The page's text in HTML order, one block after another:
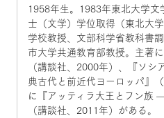
1958年生。1983年東北大学
士（文学）学位取得（東北大
学校教授、文部科学省教科書
市大学共通教育部教授。主著
（講談社、2000年）、『ソ
典古代と前近代ヨーロッパ』
に『アッティラ大王とフン族
（講談社、2011年）がある。